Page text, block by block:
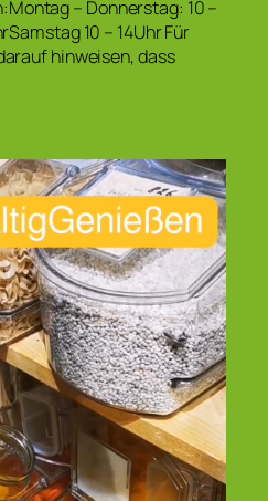
– Donnerstag: 10 –
10 – 14Uhr Für
hinweisen, dass